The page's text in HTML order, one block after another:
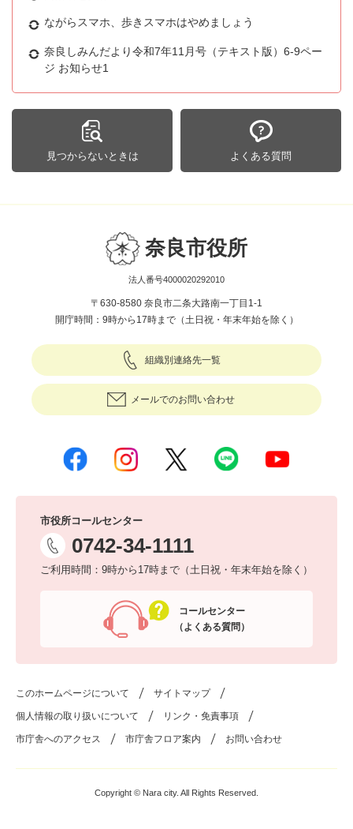
ながらスマホ、歩きスマホはやめましょう
奈良しみんだより令和7年11月号（テキスト版）6-9ペー
ジ お知らせ1
見つからないときは よくある質問
奈良市役所
法人番号4000020292010
〒630-8580 奈良市二条大路南一丁目1-1
開庁時間：9時から17時まで（土日祝・年末年始を除く）
組織別連絡先一覧
メールでのお問い合わせ
市役所コールセンター
0742-34-1111
ご利用時間：9時から17時まで（土日祝・年末年始を除く）
コールセンター
（よくある質問）
このホームページについて サイトマップ
個人情報の取り扱いについて リンク・免責事項
市庁舎へのアクセス 市庁舎フロア案内 お問い合わせ
Copyright © Nara city. All Rights Reserved.